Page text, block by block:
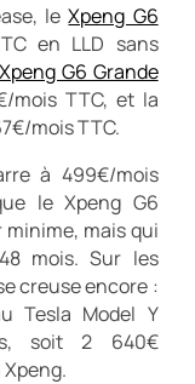
leXpeng G6
en LLD sans
Xpeng G6 Grande
mois TTC, et la
mois TTC.
à 499€/mois
le Xpeng G6
mais qui
mois. Sur les
creuse encore :
Tesla Model Y
soit 2 640€